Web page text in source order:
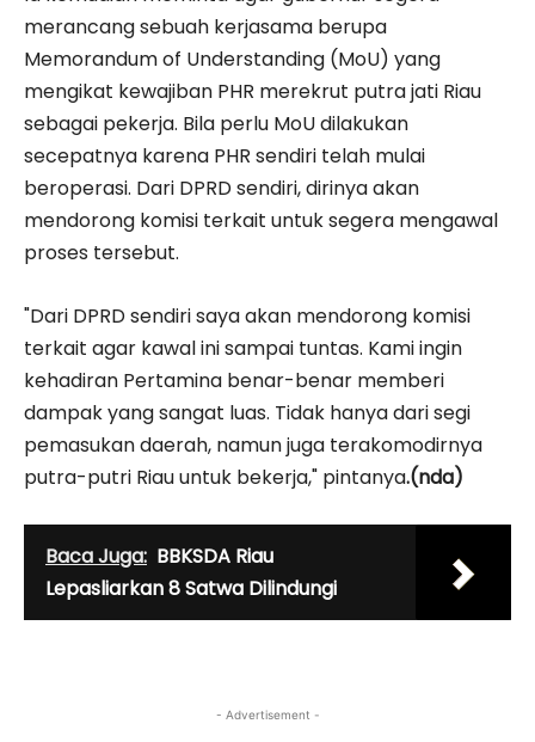
merancang sebuah kerjasama berupa
Memorandum of Understanding (MoU) yang
mengikat kewajiban PHR merekrut putra jati Riau
sebagai pekerja. Bila perlu MoU dilakukan
secepatnya karena PHR sendiri telah mulai
beroperasi. Dari DPRD sendiri, dirinya akan
mendorong komisi terkait untuk segera mengawal
proses tersebut.
"Dari DPRD sendiri saya akan mendorong komisi
terkait agar kawal ini sampai tuntas. Kami ingin
kehadiran Pertamina benar-benar memberi
dampak yang sangat luas. Tidak hanya dari segi
pemasukan daerah, namun juga terakomodirnya
putra-putri Riau untuk bekerja," pintanya.(nda)
Baca Juga: BBKSDA Riau
Lepasliarkan 8 Satwa Dilindungi
- Advertisement -